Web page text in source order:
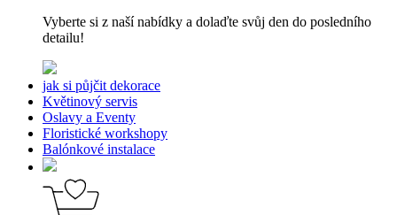
Vyberte si z naší nabídky a dolaďte svůj den do posledního
detailu!
jak si půjčit dekorace
Květinový servis
Oslavy a Eventy
Floristické workshopy
Balónkové instalace